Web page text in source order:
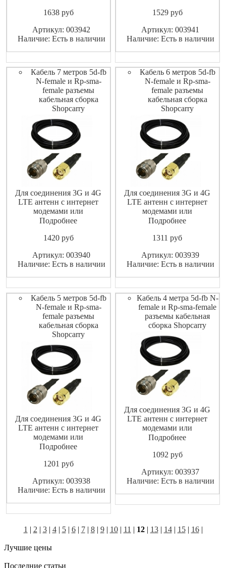
Высококачественный
не допускает значительных
потерь высокочастотного
1638pуб
Артикул: 003942
Наличие: Есть в наличии
Высококачественный
не допускает значительных
потерь высокочастотного
1529pуб
Артикул: 003941
Наличие: Есть в наличии
Кабель 7 метров 5d-fb
N-female и Rp-sma-
female разъемы
кабельная сборка
Shopcarry
Для соединения 3G и 4G
LTE антенн с интернет
модемами или
маршрутизаторами
Высококачественный
не допускает значительных
потерь высокочастотного
Подробнее
1420pуб
Артикул: 003940
Наличие: Есть в наличии
Кабель 6 метров 5d-fb
N-female и Rp-sma-
female разъемы
кабельная сборка
Shopcarry
Для соединения 3G и 4G
LTE антенн с интернет
модемами или
маршрутизаторами
Высококачественный
не допускает значительных
потерь высокочастотного
Подробнее
1311 pуб
Артикул: 003939
Наличие: Есть в наличии
Кабель 5 метров 5d-fb
N-female и Rp-sma-
female разъемы
кабельная сборка
Shopcarry
Для соединения 3G и 4G
LTE антенн с интернет
модемами или
маршрутизаторами
Высококачественный
не допускает значительных
потерь высокочастотного
Подробнее
1201 pуб
Артикул: 003938
Наличие: Есть в наличии
Кабель 4 метра 5d-fb N-
female и Rp-sma-female
разъемы кабельная
сборка Shopcarry
Для соединения 3G и 4G
LTE антенн с интернет
модемами или
маршрутизаторами
Высококачественный
не допускает значительных
потерь высокочастотного
Подробнее
1092 pуб
Артикул: 003937
Наличие: Есть в наличии
1 | 2 | 3| 4| 5| 6| 7| 8| 9| 10| 11 | 12| 13| 14| 15| 16|
Лучшие цены
Последние статьи